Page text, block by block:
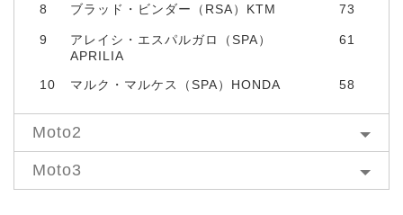
8 ブラッド・ビンダー（RSA）KTM 73
9
アレイシ・エスパルガロ（SPA）
APRILIA
61
10 マルク・マルケス（SPA）HONDA 58
Moto2
Moto3